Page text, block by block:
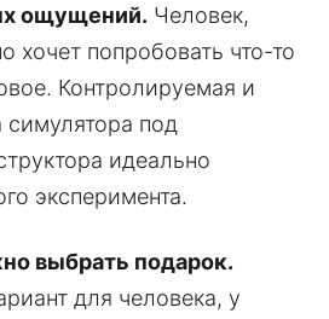
ощущений. Человек,
хочет попробовать что-то
Контролируемая и
симулятора под
идеально
эксперимента.
выбрать подарок.
для человека, у